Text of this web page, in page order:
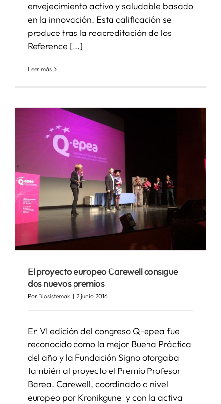
envejecimiento activo y saludable basado
en la innovación. Esta calificación se
produce tras la reacreditación de los
Reference [...]
Leer más
El proyecto europeo Carewell consigue
dos nuevos premios
Por Biosistemak | 2 junio 2016
En VI edición del congreso Q-epea fue
reconocido como la mejor Buena Práctica
del año y la Fundación Signo otorgaba
también al proyecto el Premio Profesor
Barea. Carewell, coordinado a nivel
europeo por Kronikgune y con la activa